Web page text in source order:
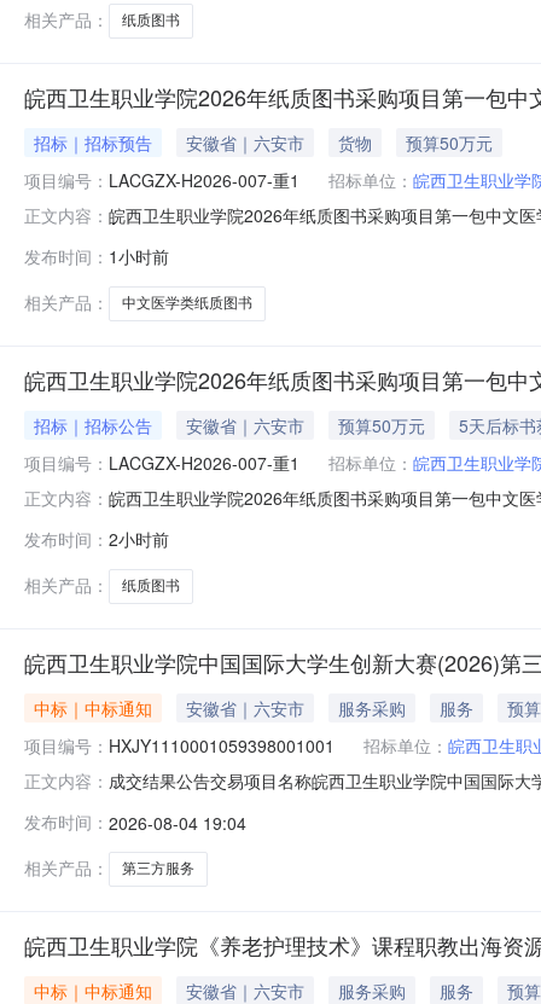
相关产品：
纸质图书
皖西卫生职业学院2026年纸质图书采购项目第一包中
招标｜招标预告 安徽省｜六安市 货物
预算50万元
项目编号： LACGZX-H2026-007-重1 招标单位： 皖西卫生职业学
正文内容： 皖西卫生职业学院2026年纸质图书采购项目第一包中文
LACGZX-H2026-007-重1采购人皖西卫生职业学院预算
发布时间： 1小时前
相关产品：
中文医学类纸质图书
皖西卫生职业学院2026年纸质图书采购项目第一包中
招标｜招标公告 安徽省｜六安市 预算50万元
5天后标
项目编号： LACGZX-H2026-007-重1 招标单位： 皖西卫生职业学
正文内容： 皖西卫生职业学院2026年纸质图书采购项目第一包中文
第一包中文医学类纸质图书（第二次）询价公告项目概
发布时间： 2小时前
相关产品：
纸质图书
皖西卫生职业学院中国国际大学生创新大赛(2026)第
中标｜中标通知 安徽省｜六安市 服务采购 服务
预
项目编号： HXJY1110001059398001001 招标单位： 皖西卫生职
正文内容： 成交结果公告交易项目名称皖西卫生职业学院中国国际
赛（2026）第三方服务采购项目成交结果公示发包结果
发布时间： 2026-08-04 19:04
相关产品：
第三方服务
皖西卫生职业学院《养老护理技术》课程职教出海资
中标｜中标通知 安徽省｜六安市 服务采购 服务
预